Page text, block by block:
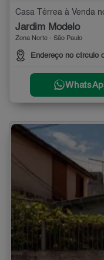
Casa Térrea à Venda
Jardim Modelo
Zona Norte - São Paulo
Endereço no círculo